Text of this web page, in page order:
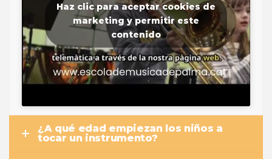
Haz clic para aceptar cookies de
marketing y permitir este
contenido
¿A qué edad empiezan los niños a
tocar un instrumento?